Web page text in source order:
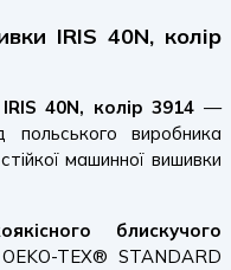
IRIS 40N, колір
40N, колір 3914 —
польського виробника
машинної вишивки
блискучого
TEX® STANDARD